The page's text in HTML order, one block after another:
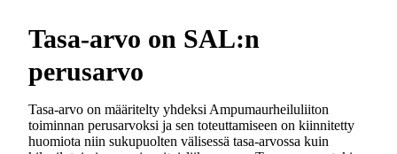
Tasa-arvo on SAL:n
perusarvo
Tasa-arvo on määritelty yhdeksi Ampumaurheiluliiton
toiminnan perusarvoksi ja sen toteuttamiseen on kiinnitetty
huomiota niin sukupuolten välisessä tasa-arvossa kuin